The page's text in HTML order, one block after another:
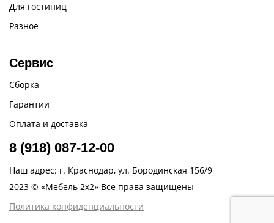
Для гостиниц
Разное
Сервис
Сборка
Гарантии
Оплата и доставка
8 (918) 087-12-00
Наш адрес: г. Краснодар, ул. Бородинская 156/9
2023 © «Мебель 2x2» Все права защищены
Политика конфиденциальности